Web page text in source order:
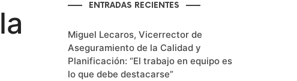
ENTRADAS RECIENTES
Miguel Lecaros, Vicerrector de
Aseguramiento de la Calidad y
Planificación: “El trabajo en equipo es
lo que debe destacarse”